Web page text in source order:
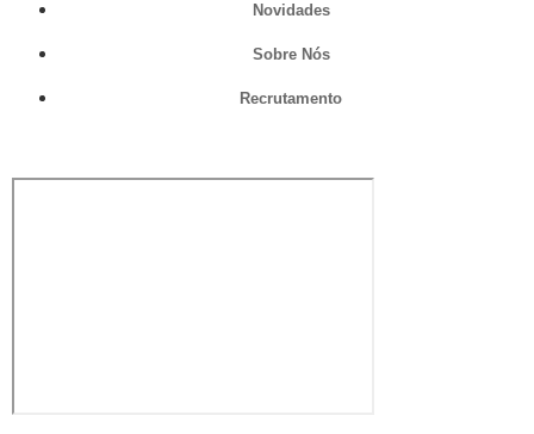
Novidades
Sobre Nós
Recrutamento